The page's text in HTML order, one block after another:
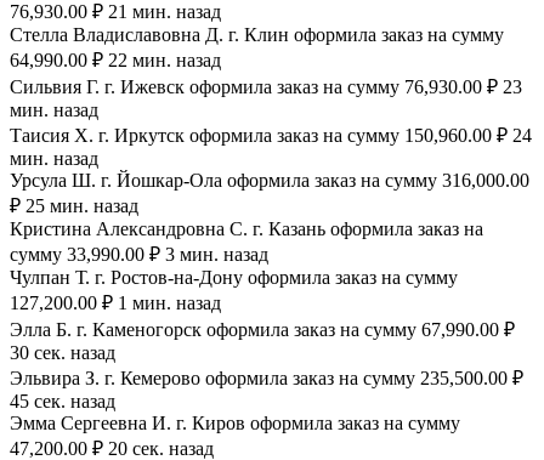
76,930.00 ₽ 21 мин. назад
Стелла Владиславовна Д. г. Клин оформила заказ на сумму
64,990.00 ₽ 22 мин. назад
Сильвия Г. г. Ижевск оформила заказ на сумму 76,930.00 ₽ 23
мин. назад
Таисия Х. г. Иркутск оформила заказ на сумму 150,960.00 ₽ 24
мин. назад
Урсула Ш. г. Йошкар-Ола оформила заказ на сумму 316,000.00
₽ 25 мин. назад
Кристина Александровна С. г. Казань оформила заказ на
сумму 33,990.00 ₽ 3 мин. назад
Чулпан Т. г. Ростов-на-Дону оформила заказ на сумму
127,200.00 ₽ 1 мин. назад
Элла Б. г. Каменогорск оформила заказ на сумму 67,990.00 ₽
30 сек. назад
Эльвира З. г. Кемерово оформила заказ на сумму 235,500.00 ₽
45 сек. назад
Эмма Сергеевна И. г. Киров оформила заказ на сумму
47,200.00 ₽ 20 сек. назад